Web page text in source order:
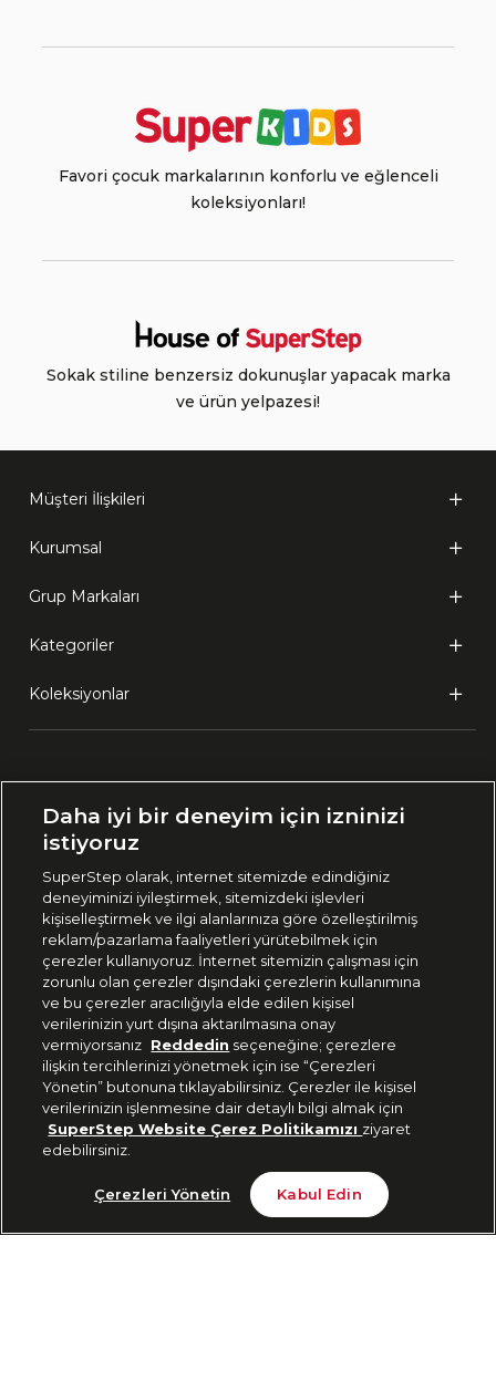
Tükendi
Favori çocuk markalarının konforlu ve eğlenceli
koleksiyonları!
Sokak stiline benzersiz dokunuşlar yapacak marka
ve ürün yelpazesi!
Müşteri İlişkileri
Kurumsal
Grup Markaları
Kategoriler
Koleksiyonlar
🇹🇷 Türkiye
444 37 36
Uygulamadan Takip Edin
Bizi Takip Edin
Daha iyi bir deneyim için izninizi
istiyoruz
SuperStep olarak, internet sitemizde edindiğiniz
deneyiminizi iyileştirmek, sitemizdeki işlevleri
kişiselleştirmek ve ilgi alanlarınıza göre özelleştirilmiş
reklam/pazarlama faaliyetleri yürütebilmek için
çerezler kullanıyoruz. İnternet sitemizin çalışması için
zorunlu olan çerezler dışındaki çerezlerin kullanımına
ve bu çerezler aracılığıyla elde edilen kişisel
verilerinizin yurt dışına aktarılmasına onay
vermiyorsanız Reddedin seçeneğine; çerezlere
ilişkin tercihlerinizi yönetmek için ise “Çerezleri
Yönetin” butonuna tıklayabilirsiniz. Çerezler ile kişisel
verilerinizin işlenmesine dair detaylı bilgi almak için
SuperStep Website Çerez Politikamızı ziyaret
edebilirsiniz.
Çerezleri Yönetin Kabul Edin